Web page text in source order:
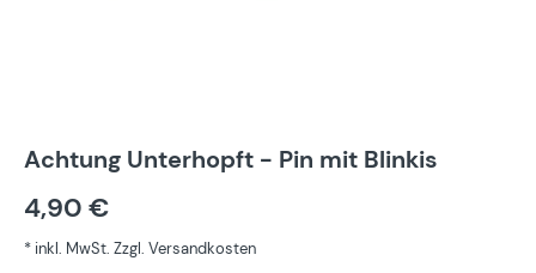
Achtung Unterhopft - Pin mit Blinkis
4,90 €
* inkl. MwSt. Zzgl. Versandkosten